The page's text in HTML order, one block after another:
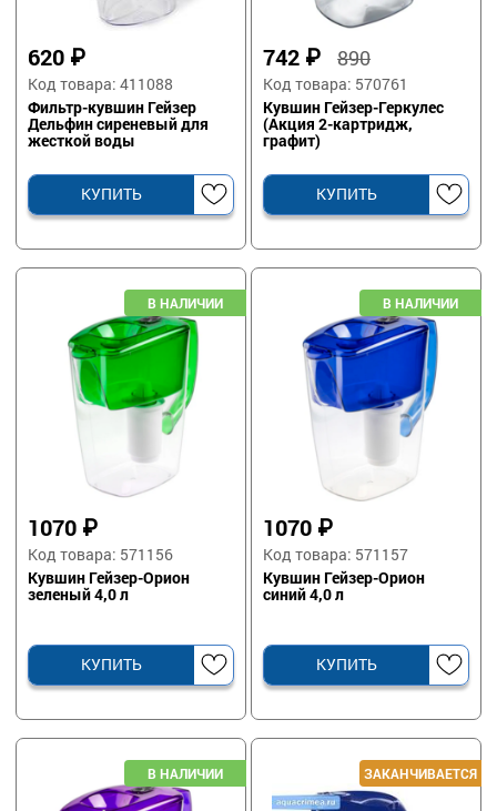
620 ₽
Код товара: 411088
Фильтр-кувшин Гейзер
Дельфин сиреневый для
жесткой воды
КУПИТЬ
742 ₽890
Код товара: 570761
Кувшин Гейзер-Геркулес
(Акция 2-картридж,
графит)
КУПИТЬ
1070 ₽
Код товара: 571156
Кувшин Гейзер-Орион
зеленый 4,0 л
КУПИТЬ
1070 ₽
Код товара: 571157
Кувшин Гейзер-Орион
синий 4,0 л
КУПИТЬ